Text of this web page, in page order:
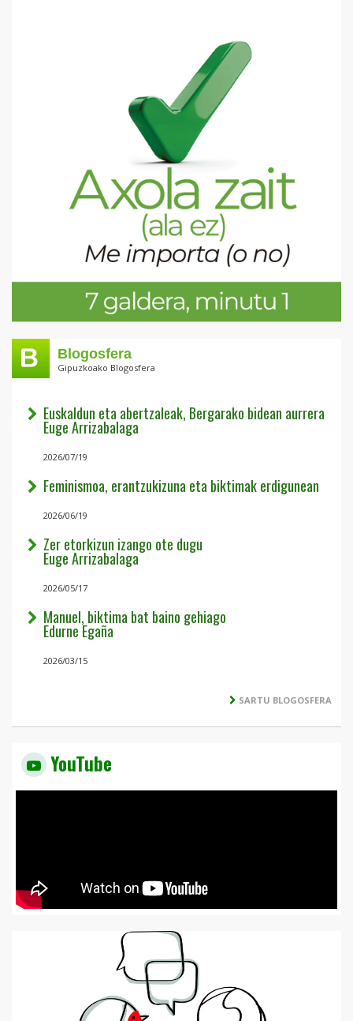
Blogosfera
Gipuzkoako Blogosfera
Euskaldun eta abertzaleak, Bergarako bidean aurrera
Euge Arrizabalaga
2026/07/19
Feminismoa, erantzukizuna eta biktimak erdigunean
2026/06/19
Zer etorkizun izango ote dugu
Euge Arrizabalaga
2026/05/17
Manuel, biktima bat baino gehiago
Edurne Egaña
2026/03/15
SARTU BLOGOSFERA
YouTube